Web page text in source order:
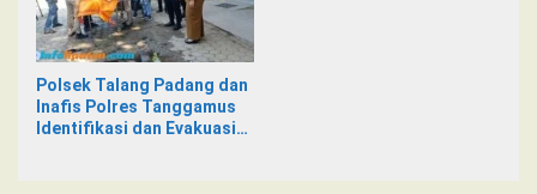
Polsek Talang Padang dan
Inafis Polres Tanggamus
Identifikasi dan Evakuasi